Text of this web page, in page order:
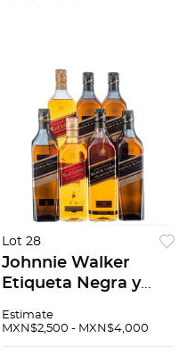
Lot 28
Johnnie Walker
Etiqueta Negra y
Walker doble blac
Estimate
MXN$2,500 - MXN$4,000